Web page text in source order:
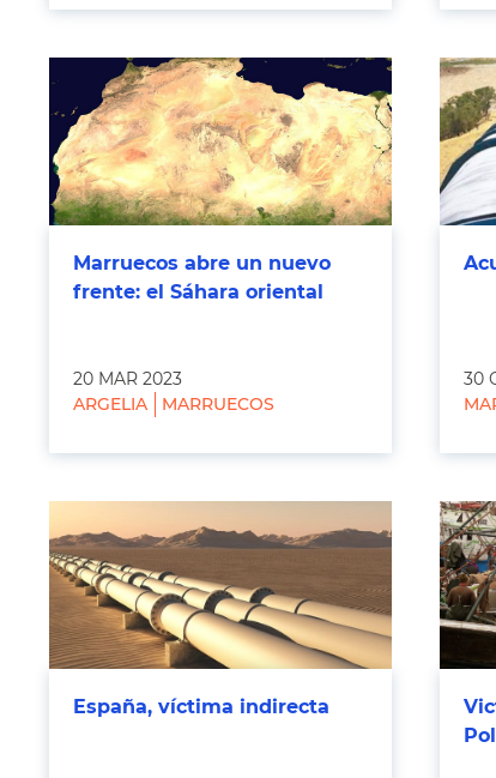
Marruecos abre un nuevo
frente: el Sáhara oriental
20 MAR 2023
ARGELIA
MARRUECOS
30
España, víctima indirecta